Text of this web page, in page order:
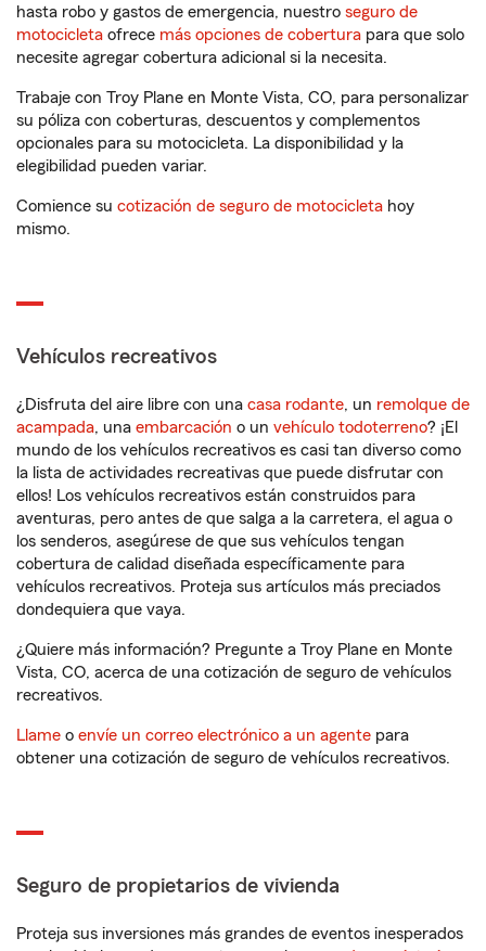
hasta robo y gastos de emergencia, nuestro seguro de
motocicleta ofrece más opciones de cobertura para que solo
necesite agregar cobertura adicional si la necesita.
Trabaje con Troy Plane en Monte Vista, CO, para personalizar
su póliza con coberturas, descuentos y complementos
opcionales para su motocicleta. La disponibilidad y la
elegibilidad pueden variar.
Comience su cotización de seguro de motocicleta hoy
mismo.
Vehículos recreativos
¿Disfruta del aire libre con una casa rodante, un remolque de
acampada, una embarcación o un vehículo todoterreno? ¡El
mundo de los vehículos recreativos es casi tan diverso como
la lista de actividades recreativas que puede disfrutar con
ellos! Los vehículos recreativos están construidos para
aventuras, pero antes de que salga a la carretera, el agua o
los senderos, asegúrese de que sus vehículos tengan
cobertura de calidad diseñada específicamente para
vehículos recreativos. Proteja sus artículos más preciados
dondequiera que vaya.
¿Quiere más información? Pregunte a Troy Plane en Monte
Vista, CO, acerca de una cotización de seguro de vehículos
recreativos.
Llame o envíe un correo electrónico a un agente para
obtener una cotización de seguro de vehículos recreativos.
Seguro de propietarios de vivienda
Proteja sus inversiones más grandes de eventos inesperados